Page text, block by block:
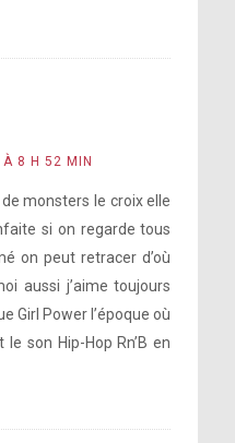
8 H 52 MIN
monsters le croix elle
si on regarde tous
on peut retracer d’où
aussi j’aime toujours
Girl Power l’époque où
son Hip-Hop Rn’B en